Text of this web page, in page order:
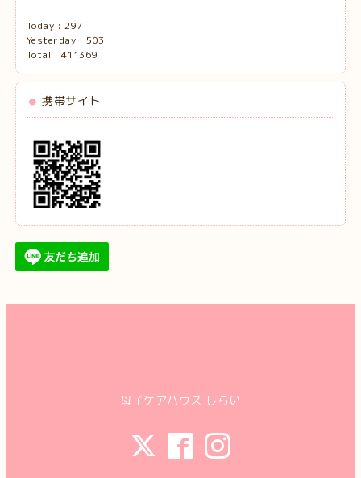
Today : 297
Yesterday : 503
Total : 411369
携帯サイト
母子ケアハウス しらい